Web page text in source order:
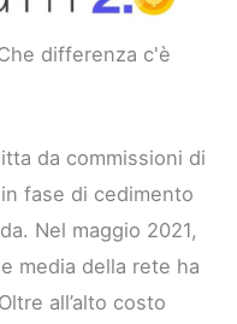
differenza c'è
da commissioni di
fase di cedimento
Nel maggio 2021,
media della rete ha
all’alto costo